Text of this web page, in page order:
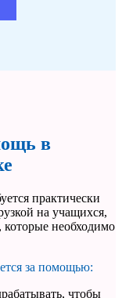
в
практически
на учащихся,
необходимо
за помощью:
чтобы